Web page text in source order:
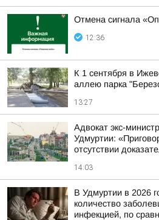
Отмена сигнала
12:36
К 1 сентября в
аллею парка
13:27
Адвокат экс-
Удмуртии:
отсутствии
14:03
В Удмуртии в 2026
количество
инфекцией, по